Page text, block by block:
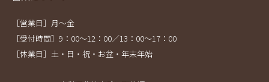
［営業日］月～金
［受付時間］9：00～12：00／13：00～17：00
［休業日］土・日・祝・お盆・年末年始